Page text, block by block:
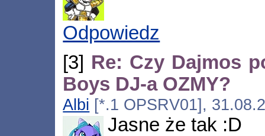
Odpowiedz
[3] Re: Czy Dajmos
Boys DJ-a OZMY?
Albi [*.1 OPSRV01],
Jasne że tak :D